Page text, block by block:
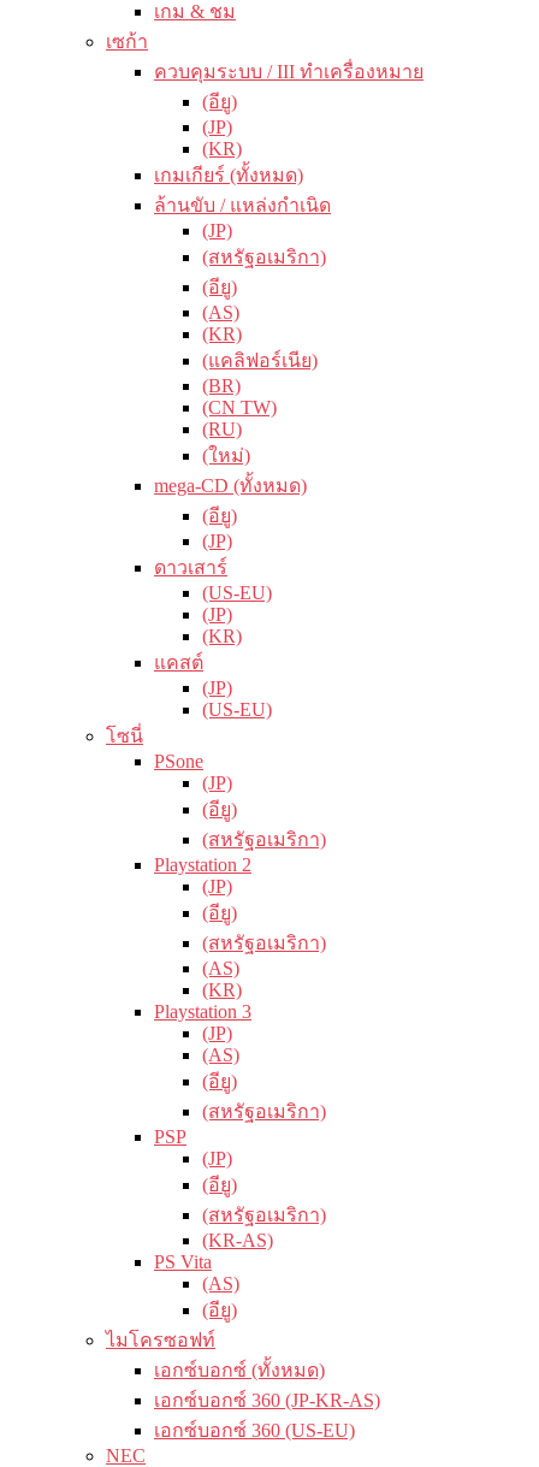
เกม & ชม
เซก้า
ควบคุมระบบ / III ทำเครื่องหมาย
(อียู)
(JP)
(KR)
เกมเกียร์ (ทั้งหมด)
ล้านขับ / แหล่งกำเนิด
(JP)
(สหรัฐอเมริกา)
(อียู)
(AS)
(KR)
(แคลิฟอร์เนีย)
(BR)
(CN TW)
(RU)
(ใหม่)
mega-CD (ทั้งหมด)
(อียู)
(JP)
ดาวเสาร์
(US-EU)
(JP)
(KR)
แคสต์
(JP)
(US-EU)
โซนี่
PSone
(JP)
(อียู)
(สหรัฐอเมริกา)
Playstation 2
(JP)
(อียู)
(สหรัฐอเมริกา)
(AS)
(KR)
Playstation 3
(JP)
(AS)
(อียู)
(สหรัฐอเมริกา)
PSP
(JP)
(อียู)
(สหรัฐอเมริกา)
(KR-AS)
PS Vita
(AS)
(อียู)
ไมโครซอฟท์
เอกซ์บอกซ์ (ทั้งหมด)
เอกซ์บอกซ์ 360 (JP-KR-AS)
เอกซ์บอกซ์ 360 (US-EU)
NEC